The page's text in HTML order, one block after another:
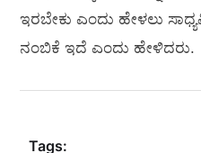
ಇರಬೇಕು ಎಂದು ಹೇಳಲು
ನಂಬಿಕೆ ಇದೆ ಎಂದು ಹೇಳಿದರು.
Tags: